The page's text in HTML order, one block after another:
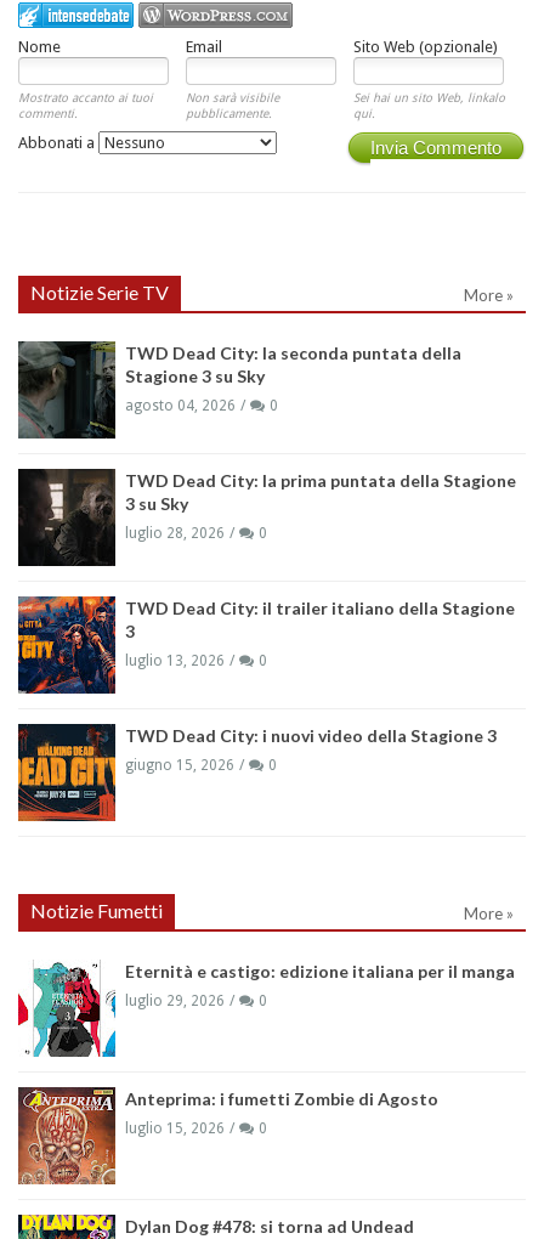
Nome Email Sito Web (opzionale)
Mostrato accanto ai tuoi
commenti.
Non sarà visibile
pubblicamente.
Sei hai un sito Web, linkalo
qui.
Invia Commento
Abbonati a
Notizie Serie TV More »
TWD Dead City: la seconda puntata della
Stagione 3 su Sky
agosto 04, 2026 0
TWD Dead City: la prima puntata della Stagione
3 su Sky
luglio 28, 2026 0
TWD Dead City: il trailer italiano della Stagione
3
luglio 13, 2026 0
TWD Dead City: i nuovi video della Stagione 3
giugno 15, 2026 0
Notizie Fumetti More »
Eternità e castigo: edizione italiana per il manga
luglio 29, 2026 0
Anteprima: i fumetti Zombie di Agosto
luglio 15, 2026 0
Dylan Dog #478: si torna ad Undead